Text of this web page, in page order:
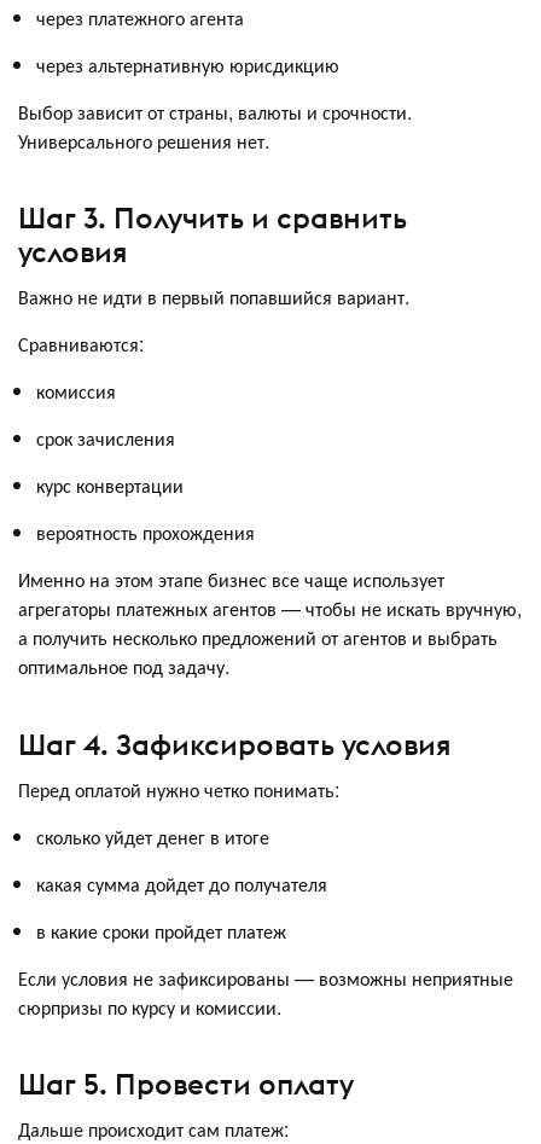
через платежного агента
через альтернативную юрисдикцию
Выбор зависит от страны, валюты и срочности.
Универсального решения нет.
Шаг 3. Получить и сравнить
условия
Важно не идти в первый попавшийся вариант.
Сравниваются:
комиссия
срок зачисления
курс конвертации
вероятность прохождения
Именно на этом этапе бизнес все чаще использует
агрегаторы платежных агентов — чтобы не искать вручную,
а получить несколько предложений от агентов и выбрать
оптимальное под задачу.
Шаг 4. Зафиксировать условия
Перед оплатой нужно четко понимать:
сколько уйдет денег в итоге
какая сумма дойдет до получателя
в какие сроки пройдет платеж
Если условия не зафиксированы — возможны неприятные
сюрпризы по курсу и комиссии.
Шаг 5. Провести оплату
Дальше происходит сам платеж: